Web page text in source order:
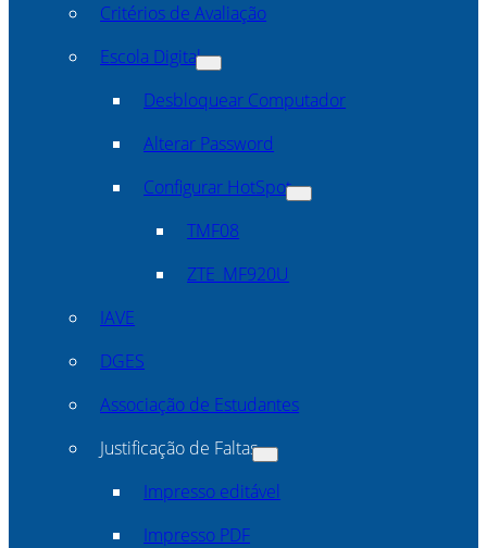
Critérios de Avaliação
Escola Digital
Desbloquear Computador
Alterar Password
Configurar HotSpot
TMF08
ZTE_MF920U
IAVE
DGES
Associação de Estudantes
Justificação de Faltas
Impresso editável
Impresso PDF